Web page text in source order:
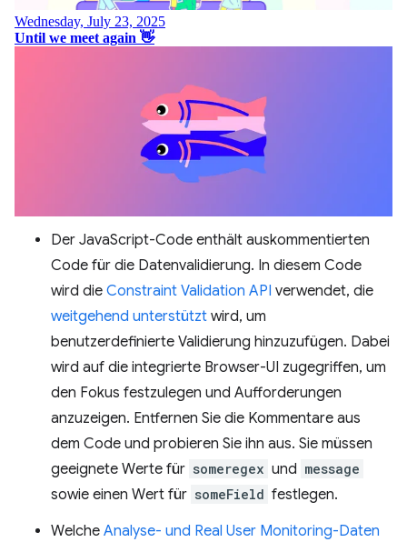
Der JavaScript-Code enthält auskommentierten
Code für die Datenvalidierung. In diesem Code
wird die Constraint Validation API verwendet, die
weitgehend unterstützt wird, um
benutzerdefinierte Validierung hinzuzufügen. Dabei
wird auf die integrierte Browser-UI zugegriffen, um
den Fokus festzulegen und Aufforderungen
anzuzeigen. Entfernen Sie die Kommentare aus
dem Code und probieren Sie ihn aus. Sie müssen
geeignete Werte für someregex und message
sowie einen Wert für someField festlegen.
Welche Analyse- und Real User Monitoring-Daten